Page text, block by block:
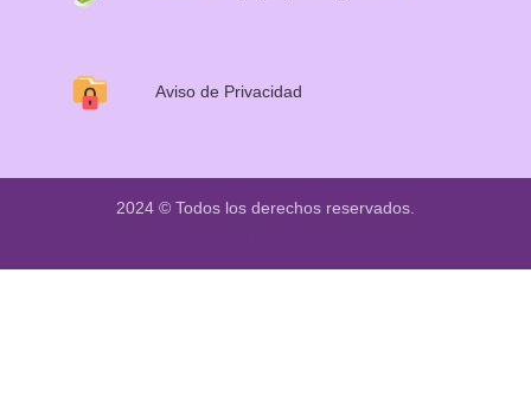
Aviso de Privacidad
2024 © Todos los derechos reservados.